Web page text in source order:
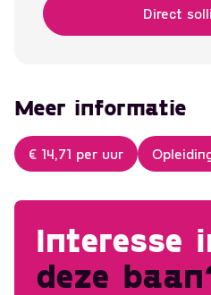
Direct
Meer informatie
€ 14,71 per uur
Interesse
deze